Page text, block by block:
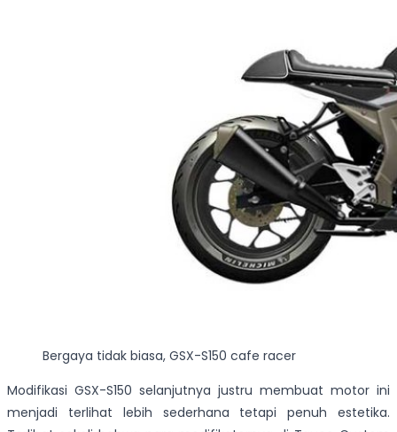
Bergaya tidak biasa, GSX-S150 cafe racer
Modifikasi GSX-S150 selanjutnya justru membuat motor ini
menjadi terlihat lebih sederhana tetapi penuh estetika.